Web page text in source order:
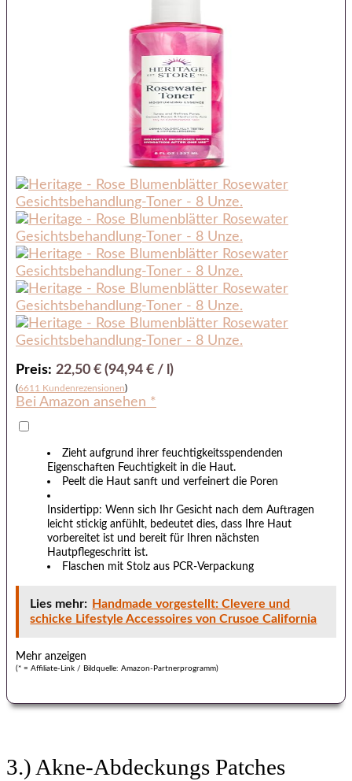
Preis: 22,50 € (94,94 € / l)
(6611 Kundenrezensionen)
Bei Amazon ansehen *
Zieht aufgrund ihrer feuchtigkeitsspendenden
Eigenschaften Feuchtigkeit in die Haut.
Peelt die Haut sanft und verfeinert die Poren
Insidertipp: Wenn sich Ihr Gesicht nach dem Auftragen
leicht stickig anfühlt, bedeutet dies, dass Ihre Haut
vorbereitet ist und bereit für Ihren nächsten
Hautpflegeschritt ist.
Flaschen mit Stolz aus PCR-Verpackung
Lies mehr: Handmade vorgestellt: Clevere und
schicke Lifestyle Accessoires von Crusoe California
(* = Affiliate-Link / Bildquelle: Amazon-Partnerprogramm)
3.) Akne-Abdeckungs Patches